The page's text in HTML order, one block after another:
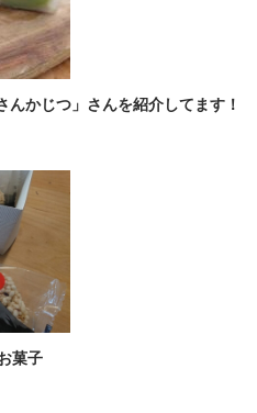
かじつ」さんを紹介してます！
菓子